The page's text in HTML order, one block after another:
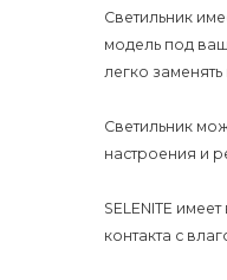
Светильник
модель под
легко
Светильник
настроения и
SELENITE
контакта с